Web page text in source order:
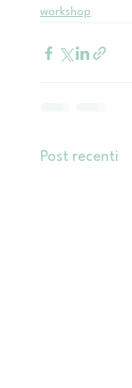
workshop
Post recenti